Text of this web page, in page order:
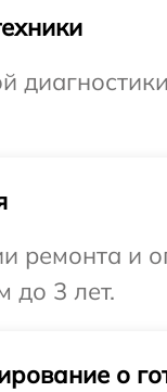
ремонта и
до 3 лет.
о